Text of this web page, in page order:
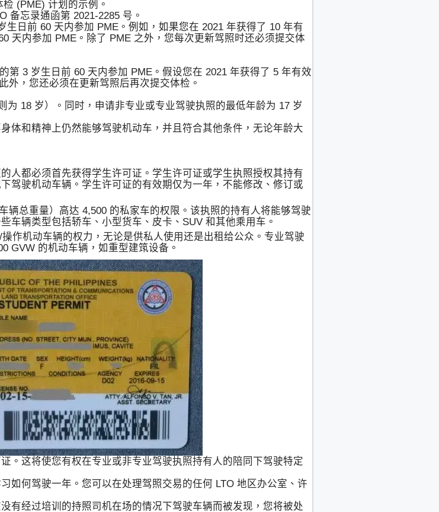
检 (PME) 计划的示例。
备忘录通函第 2021-2285 号。
日前 60 天内参加 PME。例如，如果您在 2021 年获得了 10 年有
天内参加 PME。除了 PME 之外，您每次更新驾照时还必须提交体
第 3 岁生日前 60 天内参加 PME。假设您在 2021 年获得了 5 年有效
外，您还必须在更新驾照后再次提交体检。
18 岁）。同时，申请非专业或专业驾驶执照的最低年龄为 17 岁
体和精神上仍然能够驾驶机动车，并且符合其他条件，无论年龄大
都必须首先获得学生许可证。学生许可证或学生执照授权其持有
驾驶机动车辆。学生许可证的有效期仅为一年，不能修改、修订或
辆总重量）高达 4,500 的私家车的权限。该执照的持有人将能够驾驶
车辆类型包括轿车、小型货车、皮卡、SUV 和其他乘用车。
作机动车辆的权力，无论是供私人使用还是出租给公众。专业驾驶
GVW 的机动车辆，如重型建筑设备。
。这将使您有权在专业或非专业驾驶执照持有人的陪同下驾驶特定
如何驾驶一年。您可以在处理驾照交易的任何 LTO 地区办公室、许
有经过培训的持照司机在场的情况下驾驶车辆而被发现，您将被处